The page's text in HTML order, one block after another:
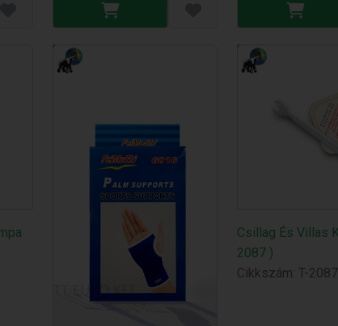
Csillag És Villas
2087 )
Cikkszám: T-2087